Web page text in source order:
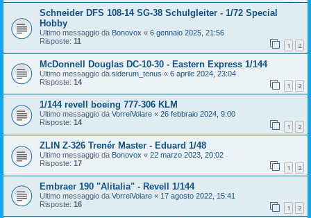
Schneider DFS 108-14 SG-38 Schulgleiter - 1/72 Special
Hobby
Ultimo messaggio da Bonovox « 6 gennaio 2025, 21:56
Risposte: 11 1 2
McDonnell Douglas DC-10-30 - Eastern Express 1/144
Ultimo messaggio da siderum_tenus « 6 aprile 2024, 23:04
Risposte: 14 1 2
1/144 revell boeing 777-306 KLM
Ultimo messaggio da VorreiVolare « 26 febbraio 2024, 9:00
Risposte: 14 1 2
ZLIN Z-326 Trenér Master - Eduard 1/48
Ultimo messaggio da Bonovox « 22 marzo 2023, 20:02
Risposte: 17 1 2
Embraer 190 "Alitalia" - Revell 1/144
Ultimo messaggio da VorreiVolare « 17 agosto 2022, 15:41
Risposte: 16 1 2